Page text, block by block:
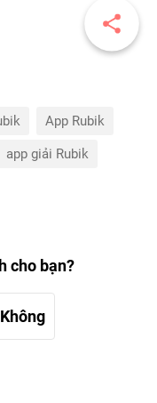
App Rubik
app giải Rubik
cho bạn?
Không